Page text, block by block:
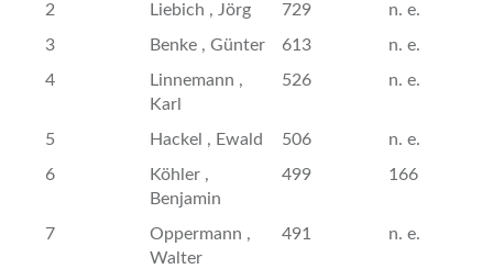
2
Liebich , Jörg 729
n. e.
3
Benke , Günter 613
n. e.
4
Linnemann ,
Karl
526 n. e.
5 Hackel , Ewald 506
n. e.
6
Köhler ,
Benjamin
499 166
7
Oppermann ,
Walter
491 n. e.